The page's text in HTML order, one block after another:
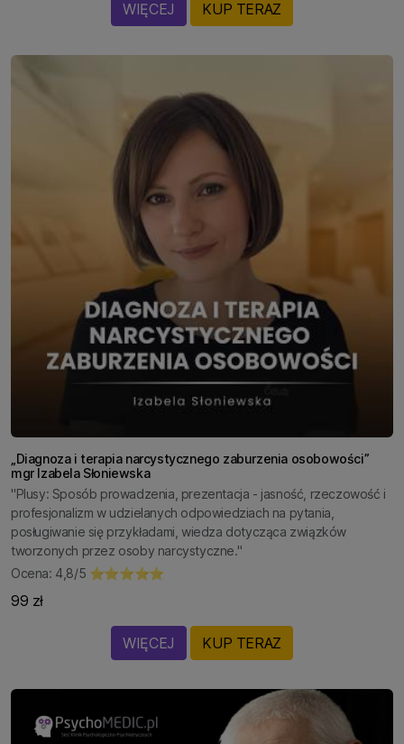
WIĘCEJ KUP TERAZ
„Diagnoza i terapia narcystycznego zaburzenia osobowości”
mgr Izabela Słoniewska
"Plusy: Sposób prowadzenia, prezentacja - jasność, rzeczowość i
profesjonalizm w udzielanych odpowiedziach na pytania,
posługiwanie się przykładami, wiedza dotycząca związków
tworzonych przez osoby narcystyczne."
Ocena: 4,8/5 ⭐⭐⭐⭐⭐
99 zł
WIĘCEJ KUP TERAZ